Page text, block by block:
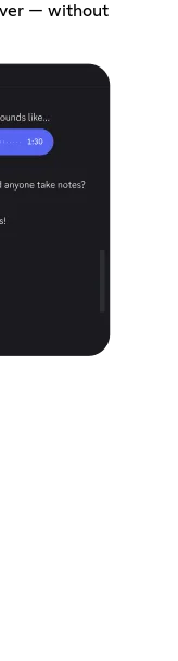
— without